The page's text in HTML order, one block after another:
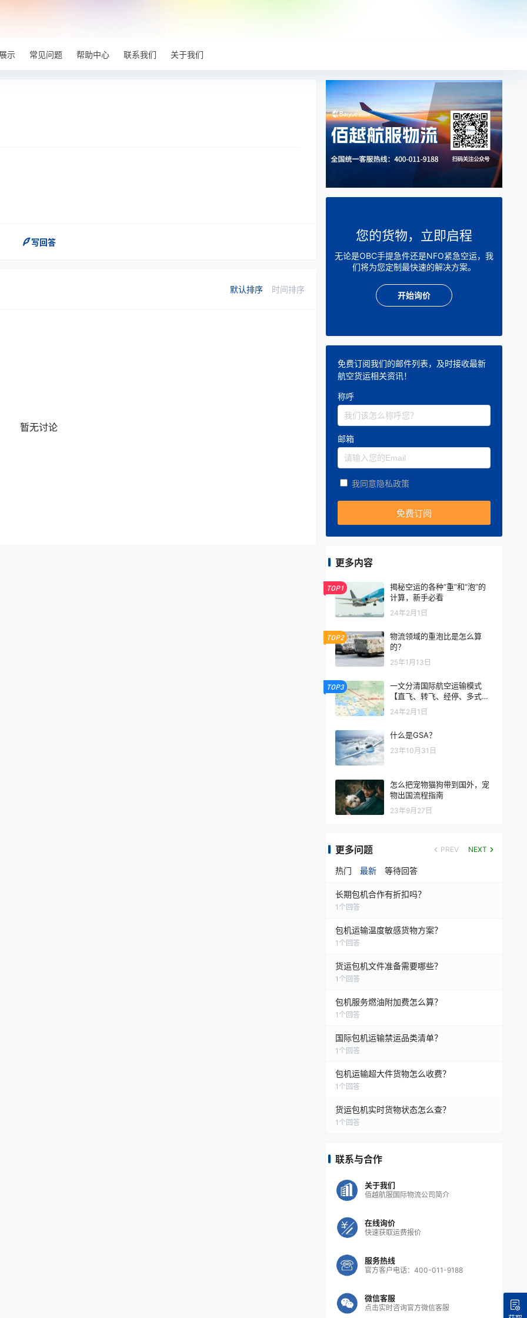
示 常见问题 帮助中心 联系我们 关于我们
写回答
默认排序 时间排序
暂无讨论
您的货物，立即启程
无论是OBC手提急件还是NFO紧急空运，我
们将为您定制最快速的解决方案。
开始询价
免费订阅我们的邮件列表，及时接收最新
航空货运相关资讯！
称呼
邮箱
我同意隐私政策
更多内容
TOP1
揭秘空运的各种“重”和“泡”的
计算，新手必看
24年2月1日
TOP2
物流领域的重泡比是怎么算
的？
25年1月13日
TOP3
一文分清国际航空运输模式
【直飞、转飞、经停、多式联
运】
24年2月1日
什么是GSA？
23年10月31日
怎么把宠物猫狗带到国外，宠
物出国流程指南
23年9月27日
更多问题 PREV NEXT
热门 最新 等待回答
长期包机合作有折扣吗？
1 个回答
包机运输温度敏感货物方案？
1 个回答
货运包机文件准备需要哪些？
1 个回答
包机服务燃油附加费怎么算？
1 个回答
国际包机运输禁运品类清单？
1 个回答
包机运输超大件货物怎么收费？
1 个回答
货运包机实时货物状态怎么查？
1 个回答
联系与合作
关于我们
佰越航服国际物流公司简介
在线询价
快速获取运费报价
服务热线
官方客户电话：400-011-9188
微信客服
点击实时咨询官方微信客服